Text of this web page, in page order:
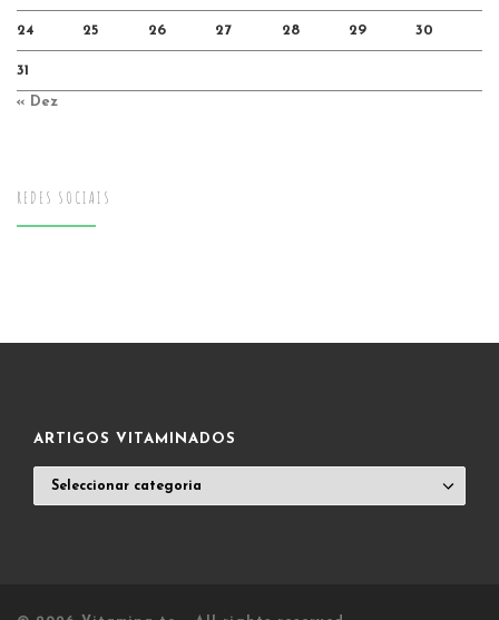
24 25 26 27 28 29 30
31
« Dez
REDES SOCIAIS
ARTIGOS VITAMINADOS
VITAMINADOS